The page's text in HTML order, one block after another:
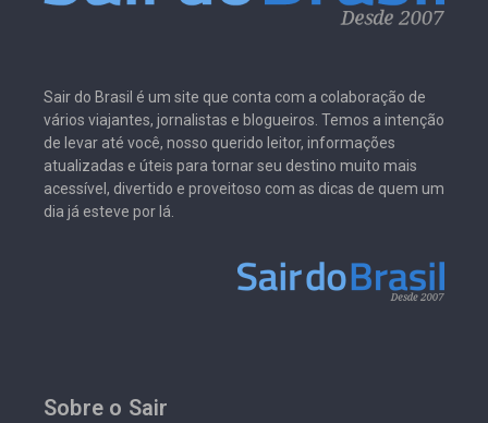
Sair do Brasil é um site que conta com a colaboração de
vários viajantes, jornalistas e blogueiros. Temos a intenção
de levar até você, nosso querido leitor, informações
atualizadas e úteis para tornar seu destino muito mais
acessível, divertido e proveitoso com as dicas de quem um
dia já esteve por lá.
Sobre o Sair